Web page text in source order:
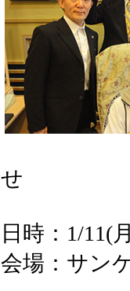
せ
日時：1/
会場：サン